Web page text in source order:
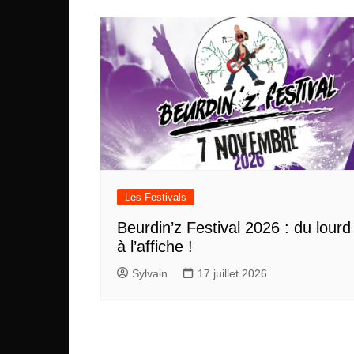
l’article
Les Festivals
Beurdin’z Festival 2026 : du lourd
à l’affiche !
Sylvain 17 juillet 2026